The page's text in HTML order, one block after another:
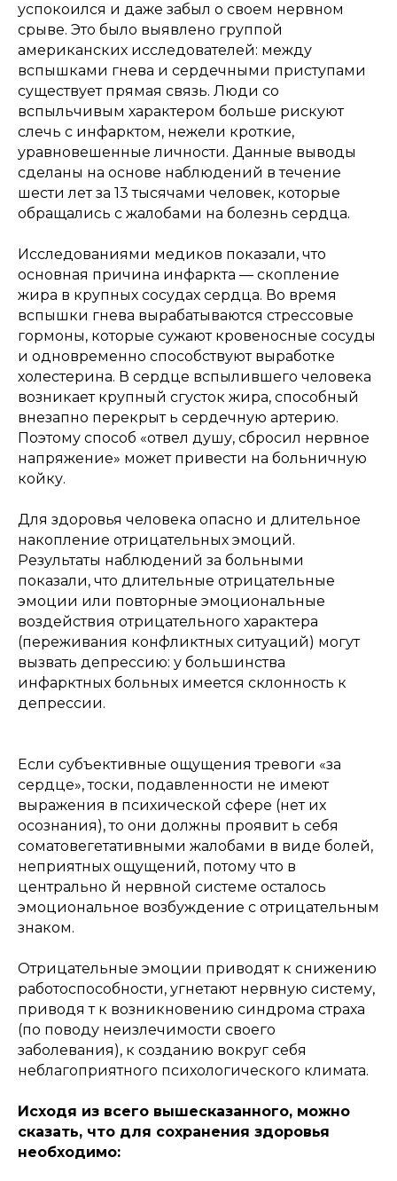
успокоился и даже забыл о своем нервном
срыве. Это было выявлено группой
американских исследователей: между
вспышками гнева и сердечными приступами
существует прямая связь. Люди со
вспыльчивым характером больше рискуют
слечь с инфарктом, нежели кроткие,
уравновешенные личности. Данные выводы
сделаны на основе наблюдений в течение
шести лет за 13 тысячами человек, которые
обращались с жалобами на болезнь сердца.
‍Исследованиями медиков показали, что
основная причина инфаркта — скопление
жира в крупных сосудах сердца. Во время
вспышки гнева вырабатываются стрессовые
гормоны, которые сужают кровеносные сосуды
и одновременно способствуют выработке
холестерина. В сердце вспылившего человека
возникает крупный сгусток жира, способный
внезапно перекрыт ь сердечную артерию.
Поэтому способ «отвел душу, сбросил нервное
напряжение» может привести на больничную
койку.
Для здоровья человека опасно и длительное
накопление отрицательных эмоций.
Результаты наблюдений за больными
показали, что длительные отрицательные
эмоции или повторные эмоциональные
воздействия отрицательного характера
(переживания конфликтных ситуаций) могут
вызвать депрессию: у большинства
инфарктных больных имеется склонность к
депрессии.
Если субъективные ощущения тревоги «за
сердце», тоски, подавленности не имеют
выражения в психической сфере (нет их
осознания), то они должны проявит ь себя
соматовегетативными жалобами в виде болей,
неприятных ощущений, потому что в
центрально й нервной системе осталось
эмоциональное возбуждение с отрицательным
знаком.
Отрицательные эмоции приводят к снижению
работоспособности, угнетают нервную систему,
приводя т к возникновению синдрома страха
(по поводу неизлечимости своего
заболевания), к созданию вокруг себя
неблагоприятного психологического климата.
Исходя из всего вышесказанного, можно
сказать, что для сохранения здоровья
необходимо: